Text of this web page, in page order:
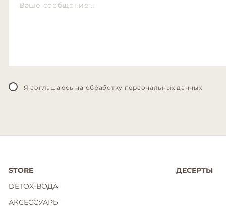
Я соглашаюсь на обработку персональных данных
STORE
DETOX-ВОДА
АКСЕССУАРЫ
ДЕСЕРТЫ